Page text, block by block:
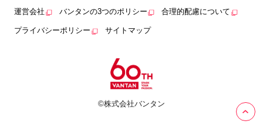
運営会社 バンタンの3つのポリシー 合理的配慮について
プライバシーポリシー サイトマップ
©株式会社バンタン